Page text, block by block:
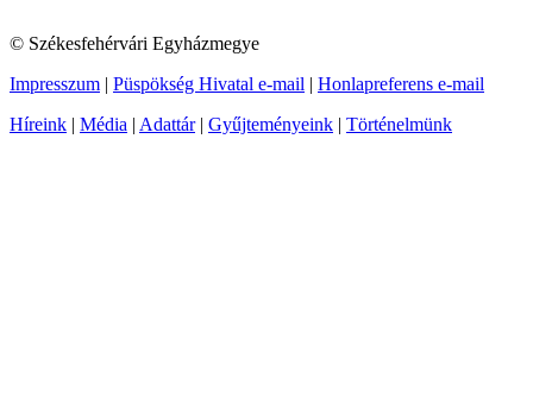
© Székesfehérvári Egyházmegye
Impresszum | Püspökség Hivatal e-mail | Honlapreferens e-mail
Híreink | Média | Adattár| Gyűjteményeink | Történelmünk